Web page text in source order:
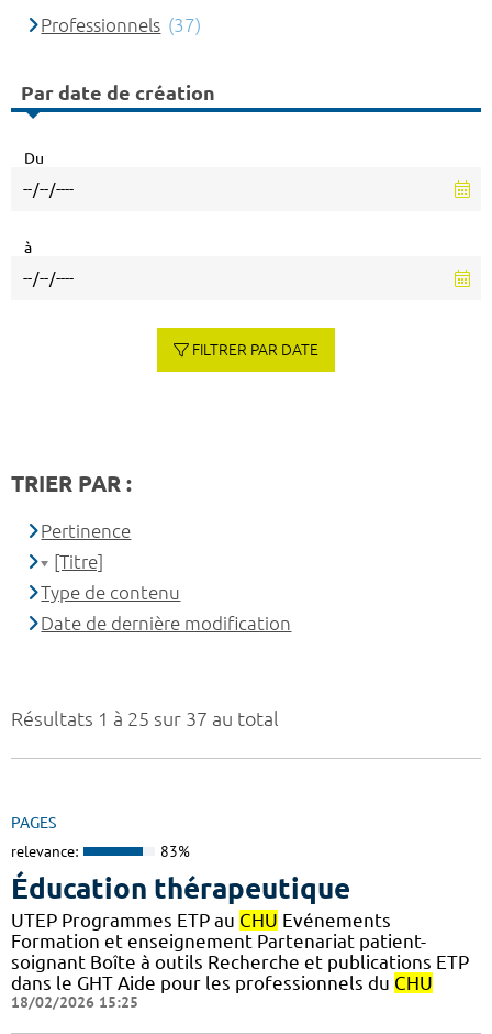
Résultats 1 à 25 sur 37 au total
PAGES
relevance: 83%
Éducation thérapeutique
UTEP Programmes ETP au CHU Evénements
Formation et enseignement Partenariat patient-
soignant Boîte à outils Recherche et publications ETP
dans le GHT Aide pour les professionnels du CHU
18/02/2026 15:25
Professionnels (37)
Par date de création
Du
à
FILTRER PAR DATE
TRIER PAR :
Pertinence
[Titre]
Type de contenu
Date de dernière modification